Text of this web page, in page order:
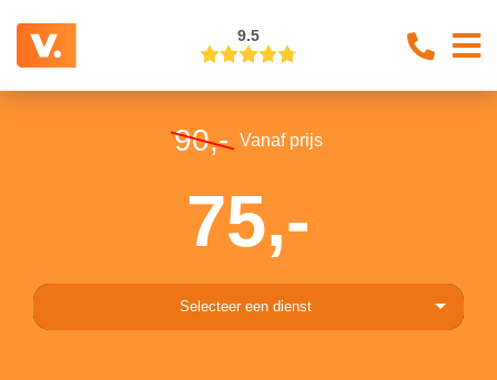
9.5
90,- Vanaf prijs
75,-
Selecteer een dienst